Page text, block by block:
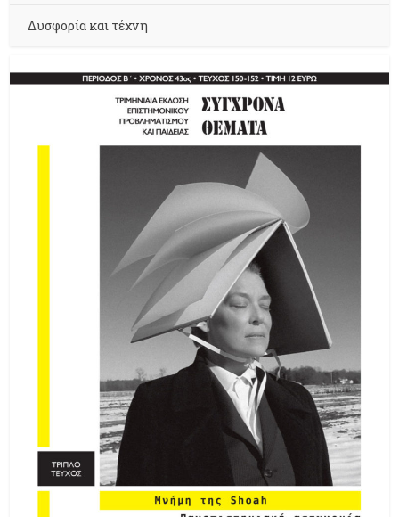
Δυσφορία και τέχνη